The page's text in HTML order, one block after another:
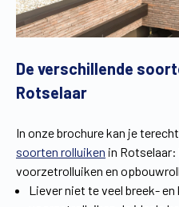
De verschillende
Rotselaar
In onze brochure kan je
soorten rolluiken in
voorzetrolluiken en
Liever niet te veel breek-